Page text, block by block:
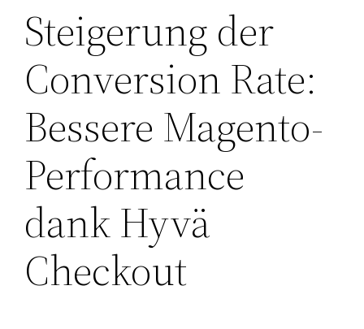
Steigerung der
Conversion Rate:
Bessere Magento-
Performance
dank Hyvä
Checkout